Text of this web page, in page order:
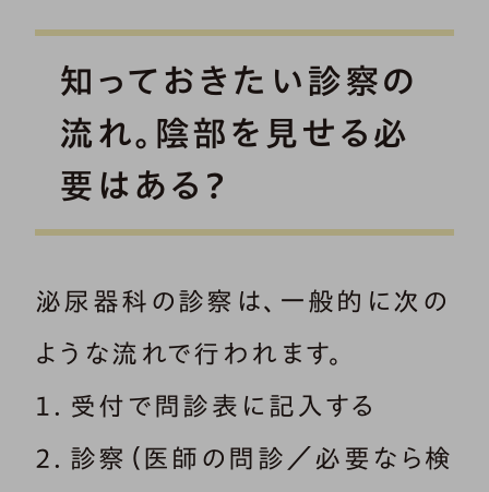
知っておきたい診察の
流れ。陰部を見せる必
要はある？
泌尿器科の診察は、一般的に次の
ような流れで行われます。
１．受付で問診表に記入する
２．診察（医師の問診／必要なら検